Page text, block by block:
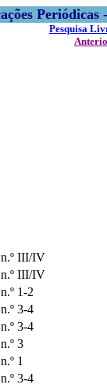
Pesquisa
n.º III/IV
n.º III/IV
n.º 1-2
n.º 3-4
n.º 3-4
n.º 3
n.º 1
n.º 3-4